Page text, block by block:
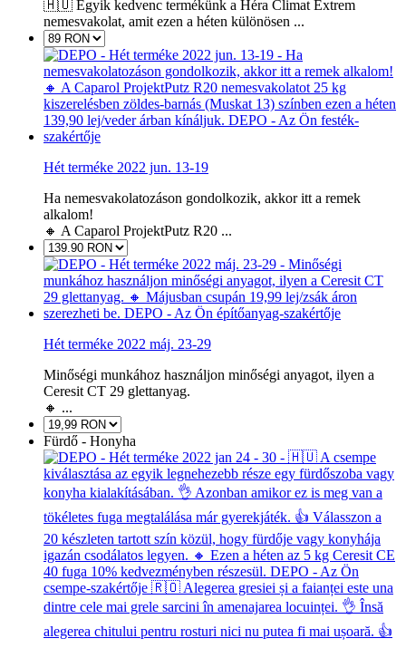
🇭🇺 Egyik kedvenc termékünk a Héra Climat Extrem
nemesvakolat, amit ezen a héten különösen ...
Hét terméke 2022 jun. 13-19
Ha nemesvakolatozáson gondolkozik, akkor itt a remek
alkalom!
🔸 A Caparol ProjektPutz R20 ...
Hét terméke 2022 máj. 23-29
Minőségi munkához használjon minőségi anyagot, ilyen a
Ceresit CT 29 glettanyag.
🔸 ...
Fürdő - Honyha